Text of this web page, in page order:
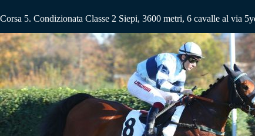
Corsa 5. Condizionata Classe 2 Siepi, 3600 metri, 6 cavalle al via